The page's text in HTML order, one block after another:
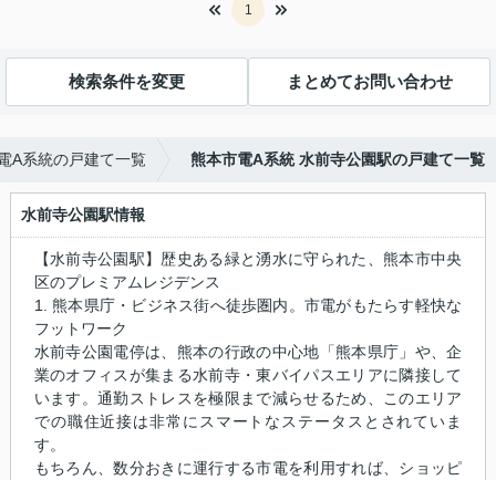
1
検索条件を変更 まとめてお問い合わせ
A系統の戸建て一覧 熊本市電A系統 水前寺公園駅の戸建て一覧
水前寺公園駅情報
【水前寺公園駅】歴史ある緑と湧水に守られた、熊本市中央
区のプレミアムレジデンス
1. 熊本県庁・ビジネス街へ徒歩圏内。市電がもたらす軽快な
フットワーク
水前寺公園電停は、熊本の行政の中心地「熊本県庁」や、企
業のオフィスが集まる水前寺・東バイパスエリアに隣接して
います。通勤ストレスを極限まで減らせるため、このエリア
での職住近接は非常にスマートなステータスとされていま
す。
もちろん、数分おきに運行する市電を利用すれば、ショッピ